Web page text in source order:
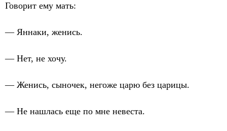
Говорит ему мать:
— Яннаки, женись.
— Нет, не хочу.
— Женись, сыночек, негоже царю без царицы.
— Не нашлась еще по мне невеста.